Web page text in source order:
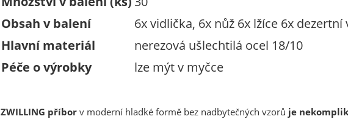
Obsah v balení
6x vidlička, 6x nůž 6x lžíce 6x dezertní
Hlavní materiál
nerezová ušlechtilá ocel 18/10
Péče o výrobky
lze mýt v myčce
ZWILLING příborv moderní hladké formě bez nadbytečných vzorů je